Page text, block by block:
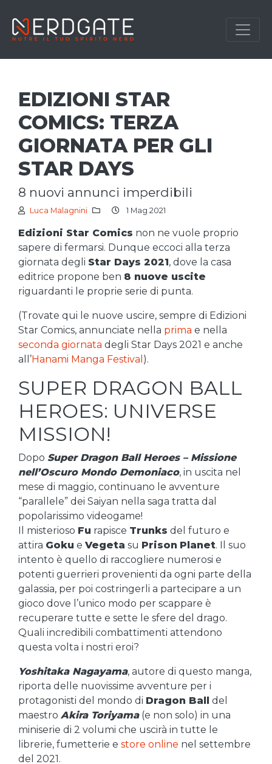
EDIZIONI STAR
COMICS: TERZA
GIORNATA PER GLI
STAR DAYS
8 nuovi annunci imperdibili
Luca Malagnini 1 Mag 2021
Edizioni Star Comics non ne vuole proprio
sapere di fermarsi. Dunque eccoci alla terza
giornata degli Star Days 2021, dove la casa
editrice propone ben 8 nuove uscite
riguardanti le proprie serie di punta.
(Trovate qui le nuove uscire, sempre di Edizioni
Star Comics, annunciate nella prima e nella
seconda giornata degli Star Days 2021 e anche
all’Hanami Manga Festival ).
SUPER DRAGON BALL
HEROES: UNIVERSE
MISSION!
Dopo Super Dragon Ball Heroes – Missione
nell’Oscuro Mondo Demoniaco, in uscita nel
mese di maggio, continuano le avventure
“parallele” dei Saiyan nella saga tratta dal
popolarissimo videogame!
Il misterioso Fu rapisce Trunks del futuro e
attira Goku e Vegeta su Prison Planet. Il suo
intento è quello di raccogliere numerosi e
potenti guerrieri provenienti da ogni parte della
galassia, per poi costringerli a partecipare a un
gioco dove l’unico modo per scappare è
recuperare tutte e sette le sfere del drago.
Quali incredibili combattimenti attendono
questa volta i nostri eroi?
Yoshitaka Nagayama, autore di questo manga,
riporta delle nuovissime avventure per i
protagonisti del mondo di Dragon Ball del
maestro Akira Toriyama(e non solo) in una
miniserie di 2 volumi che uscirà in tutte le
librerie, fumetterie e store online nel settembre
del 2021.